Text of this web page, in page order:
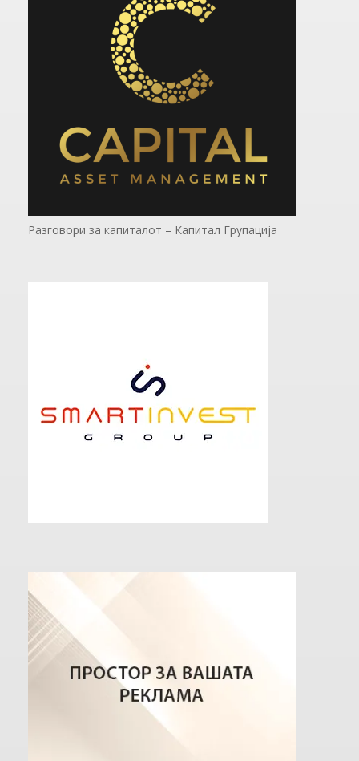
Разговори за капиталот – Капитал Групација